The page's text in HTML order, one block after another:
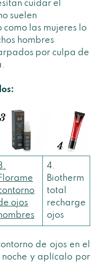
cuidar el
suelen
las mujeres lo
hombres
por culpa de
ojos
4.
Biotherm
total
recharge
ojos
de ojos en el
y aplícalo por